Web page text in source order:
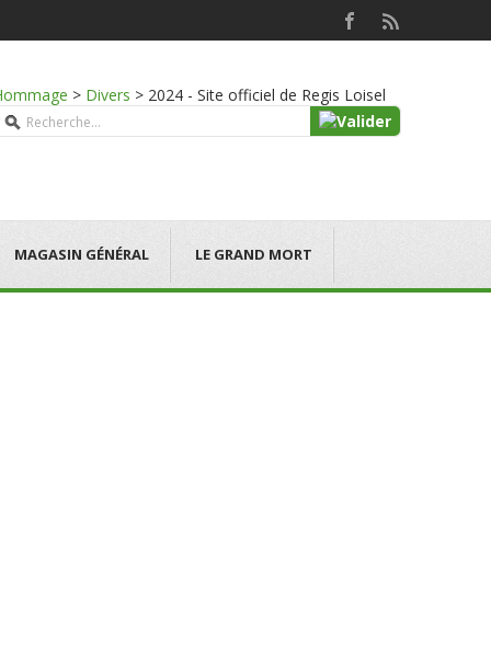
> Divers > 2024 - Site officiel de Regis Loisel
MAGASIN GÉNÉRAL LE GRAND MORT